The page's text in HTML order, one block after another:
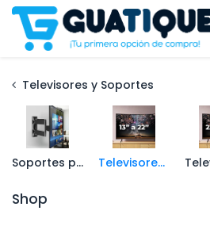
Televisores y Soportes
Soportes para Televisor Televisores de 13" a 22"
Shop